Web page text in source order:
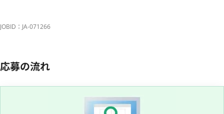
JOBID：JA-071266
応募の流れ